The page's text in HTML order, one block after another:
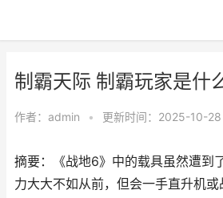
制霸天际 制霸玩家是什
作者： admin • 更新时间：2025-10-28
摘要：《战地6》中的载具虽然遭到
力大大不如从前，但会一手直升机